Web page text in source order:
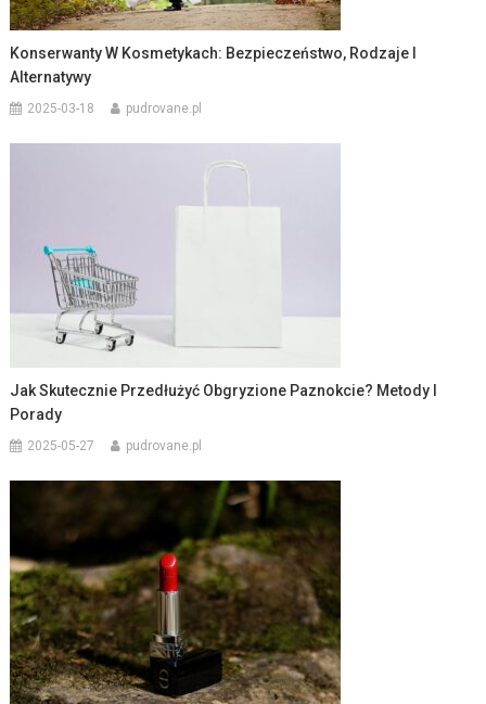
Konserwanty W Kosmetykach: Bezpieczeństwo, Rodzaje I
Alternatywy
2025-03-18 pudrovane.pl
Jak Skutecznie Przedłużyć Obgryzione Paznokcie? Metody I
Porady
2025-05-27 pudrovane.pl